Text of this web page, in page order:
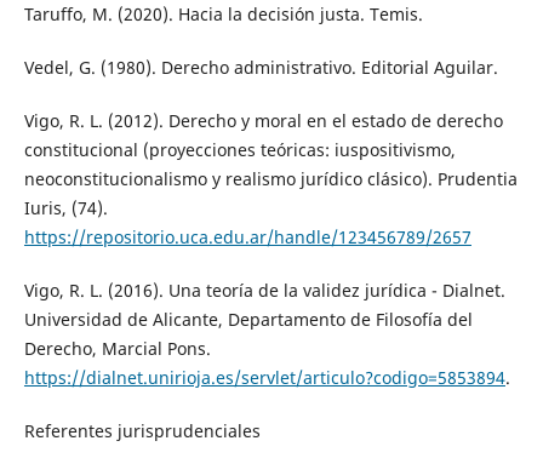
Taruffo, M. (2020). Hacia la decisión justa. Temis.
Vedel, G. (1980). Derecho administrativo. Editorial Aguilar.
Vigo, R. L. (2012). Derecho y moral en el estado de derecho
constitucional (proyecciones teóricas: iuspositivismo,
neoconstitucionalismo y realismo jurídico clásico). Prudentia
Iuris, (74).
https://repositorio.uca.edu.ar/handle/123456789/2657
Vigo, R. L. (2016). Una teoría de la validez jurídica - Dialnet.
Universidad de Alicante, Departamento de Filosofía del
Derecho, Marcial Pons.
https://dialnet.unirioja.es/servlet/articulo?codigo=5853894.
Referentes jurisprudenciales